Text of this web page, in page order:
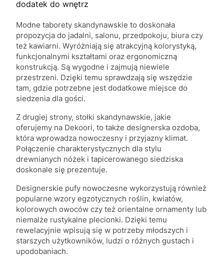
dodatek do wnętrz
Modne taborety skandynawskie to doskonała
propozycja do jadalni, salonu, przedpokoju, biura czy
też kawiarni. Wyróżniają się atrakcyjną kolorystyką,
funkcjonalnymi kształtami oraz ergonomiczną
konstrukcją. Są wygodne i zajmują niewiele
przestrzeni. Dzięki temu sprawdzają się wszędzie
tam, gdzie potrzebne jest dodatkowe miejsce do
siedzenia dla gości.
Z drugiej strony, stołki skandynawskie, jakie
oferujemy na Dekoori, to także designerska ozdoba,
która wprowadza nowoczesny i przyjazny klimat.
Połączenie charakterystycznych dla stylu
drewnianych nóżek i tapicerowanego siedziska
doskonale się prezentuje.
Designerskie pufy nowoczesne wykorzystują również
popularne wzory egzotycznych roślin, kwiatów,
kolorowych owoców czy też orientalne ornamenty lub
niemalże rustykalne plecionki. Dzięki temu
rewelacyjnie wpisują się w potrzeby młodszych i
starszych użytkowników, ludzi o różnych gustach i
upodobaniach.